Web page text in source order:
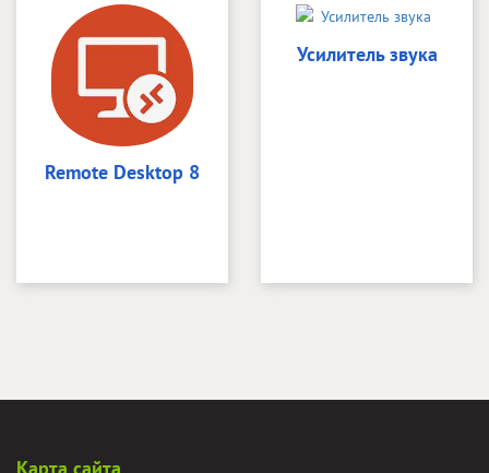
Remote Desktop 8
Усилитель звука
Карта сайта